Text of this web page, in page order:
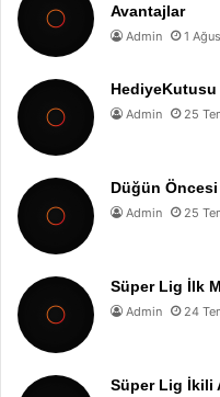
Avantajlar
Admin 1
HediyeKutusu
Admin 25
Düğün Öncesi
Admin 25
Süper Lig İlk
Admin 24
Süper Lig İkili